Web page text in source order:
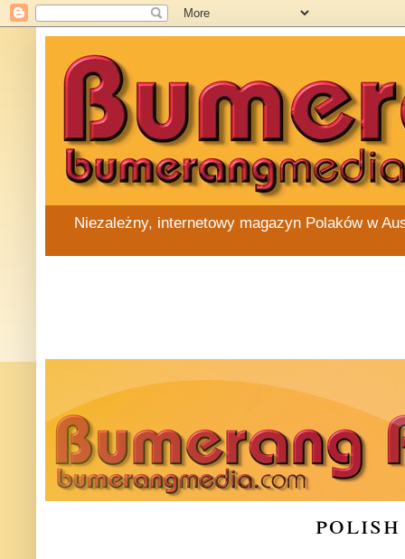
Niezależny, internetowy magazyn Polaków w